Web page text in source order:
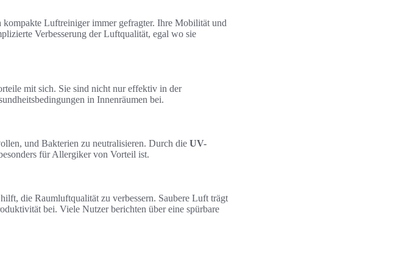
Luftreiniger immer gefragter. Ihre Mobilität und
Verbesserung der Luftqualität, egal wo sie
mit sich. Sie sind nicht nur effektiv in der
in Innenräumen bei.
und Bakterien zu neutralisieren. Durch die UV-
für Allergiker von Vorteil ist.
die Raumluftqualität zu verbessern. Saubere Luft trägt
bei. Viele Nutzer berichten über eine spürbare